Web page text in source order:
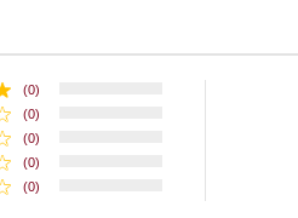
(0)
(0)
(0)
(0)
(0)